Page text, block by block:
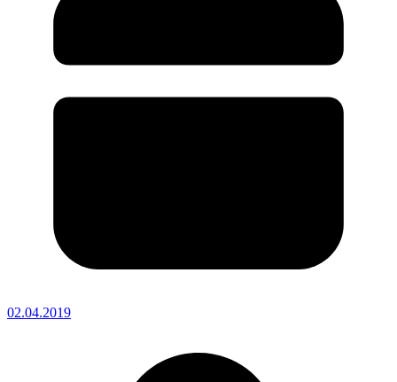
02.04.2019